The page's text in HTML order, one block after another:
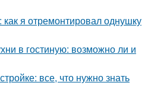
я отремонтировал однушку
в гостиную: возможно ли и
все, что нужно знать